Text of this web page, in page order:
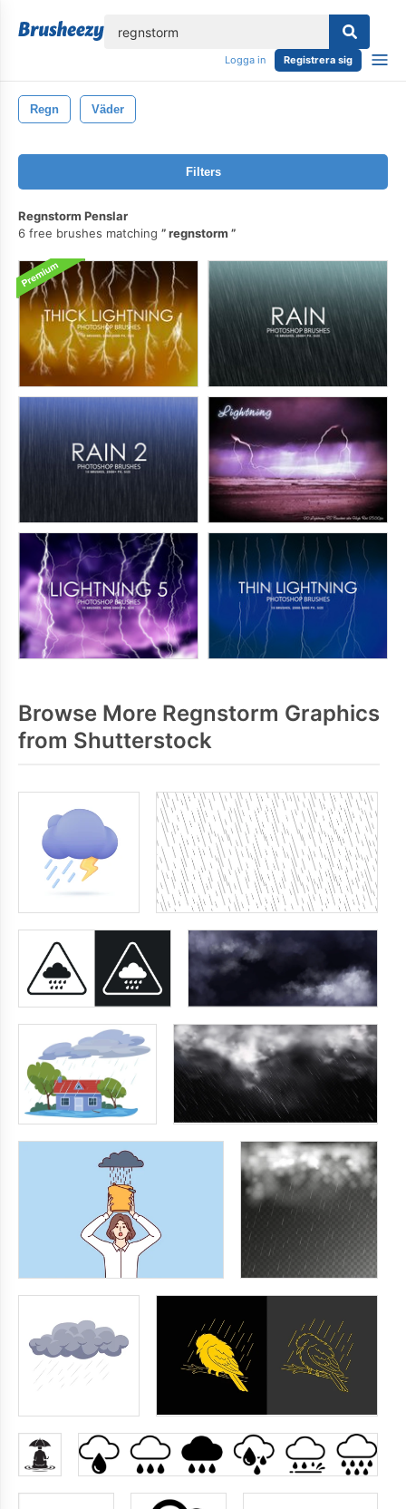
Logga in Registrera sig
Regn Väder
Filters
Regnstorm Penslar
6 free brushes matching
regnstorm
Browse More Regnstorm Graphics
from Shutterstock